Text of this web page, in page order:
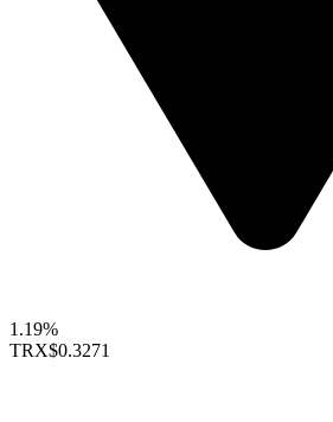
1.19%
TRX$0.3271